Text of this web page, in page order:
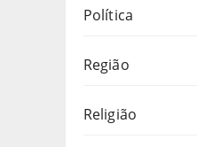
Política
Região
Religião